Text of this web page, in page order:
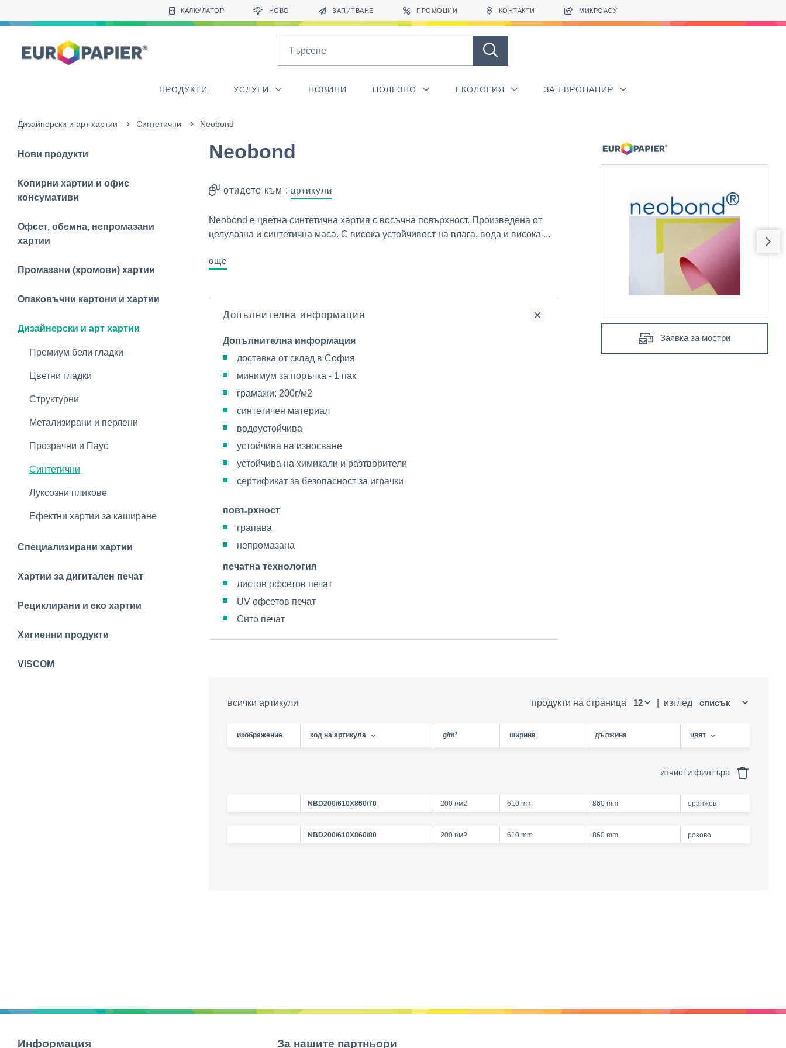
КАЛКУЛАТОР НОВО ЗАПИТВАНЕ ПРОМОЦИИ КОНТАКТИ МИКРОАСУ
ПРОДУКТИ УСЛУГИ НОВИНИ ПОЛЕЗНО ЕКОЛОГИЯ ЗА ЕВРОПАПИР
Дизайнерски и арт хартии Синтетични Neobond
Нови продукти
Копирни хартии и офис
консумативи
Офсет, обемна, непромазани
хартии
Промазани (хромови) хартии
Опаковъчни картони и хартии
Дизайнерски и арт хартии
Премиум бели гладки
Цветни гладки
Структурни
Метализирани и перлени
Прозрачни и Паус
Синтетични
Луксозни пликове
Ефектни хартии за каширане
Специализирани хартии
Хартии за дигитален печат
Рециклирани и еко хартии
Хигиенни продукти
VISCOM
Neobond
отидете към : артикули
Neobond е цветна синтетична хартия с восъчна повърхност. Произведена от
целулозна и синтетична маса. С висока устойчивост на влага, вода и висока ...
още
Допълнителна информация
Допълнителна информация
доставка от склад в София
минимум за поръчка - 1 пак
грамажи: 200г/м2
синтетичен материал
водоустойчива
устойчива на износване
устойчива на химикали и разтворители
сертификат за безопасност за играчки
повърхност
грапава
непромазана
печатна технология
листов офсетов печат
UV офсетов печат
Сито печат
Заявка за мостри
всички артикули продукти на страница изглед
изображение код на артикула g/m² ширина дължина цвят
изчисти филтъра
NBD200/610X860/70 200 г/м2 610 mm 860 mm оранжев
NBD200/610X860/80 200 г/м2 610 mm 860 mm розово
Информация За нашите партньори